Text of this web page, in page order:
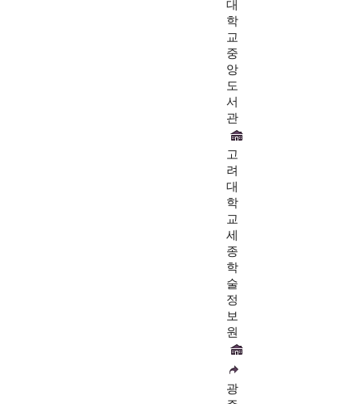
대
학
교
중
앙
도
서
관
고
려
대
학
교
세
종
학
술
정
보
원
광